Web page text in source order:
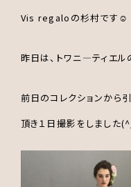
Vis regaloの杉村です☺
昨日は、トワニ―ティエ
前日のコレクションから
頂き１日撮影をしまし